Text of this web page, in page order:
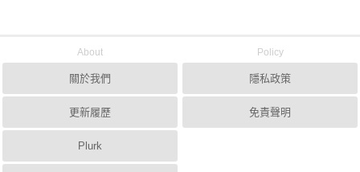
About
關於我們
更新履歷
Plurk
Policy
隱私政策
免責聲明